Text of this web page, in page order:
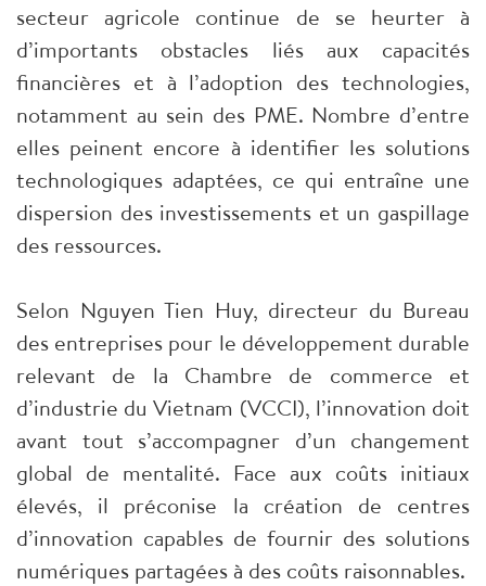
secteur agricole continue de se heurter à
d’importants obstacles liés aux capacités
financières et à l’adoption des technologies,
notamment au sein des PME. Nombre d’entre
elles peinent encore à identifier les solutions
technologiques adaptées, ce qui entraîne une
dispersion des investissements et un gaspillage
des ressources.
Selon Nguyen Tien Huy, directeur du Bureau
des entreprises pour le développement durable
relevant de la Chambre de commerce et
d’industrie du Vietnam (VCCI), l’innovation doit
avant tout s’accompagner d’un changement
global de mentalité. Face aux coûts initiaux
élevés, il préconise la création de centres
d’innovation capables de fournir des solutions
numériques partagées à des coûts raisonnables.